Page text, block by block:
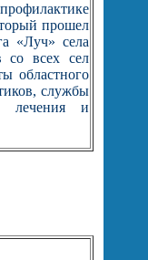
прошел
«Луч» села
со всех сел
областного
службы
лечения и